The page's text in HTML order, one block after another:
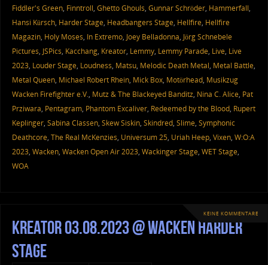
Fiddler's Green, Finntroll, Ghetto Ghouls, Gunnar Schröder, Hammerfall,
Hansi Kürsch, Harder Stage, Headbangers Stage, Hellfire, Hellfire
Magazin, Holy Moses, In Extremo, Joey Belladonna, Jörg Schnebele
Pictures, JSPics, Kacchang, Kreator, Lemmy, Lemmy Parade, Live, Live
2023, Louder Stage, Loudness, Matsu, Melodic Death Metal, Metal Battle,
Metal Queen, Michael Robert Rhein, Mick Box, Motörhead, Musikzug
Wacken Firefighter e.V., Mutz & The Blackeyed Banditz, Nina C. Alice, Pat
Prziwara, Pentagram, Phantom Excaliver, Redeemed by the Blood, Rupert
Keplinger, Sabina Classen, Skew Siskin, Skindred, Slime, Symphonic
Deathcore, The Real McKenzies, Universum 25, Uriah Heep, Vixen, W:O:A
2023, Wacken, Wacken Open Air 2023, Wackinger Stage, WET Stage,
WOA
KEINE KOMMENTARE
Kreator 03.08.2023 @ Wacken Harder
Stage